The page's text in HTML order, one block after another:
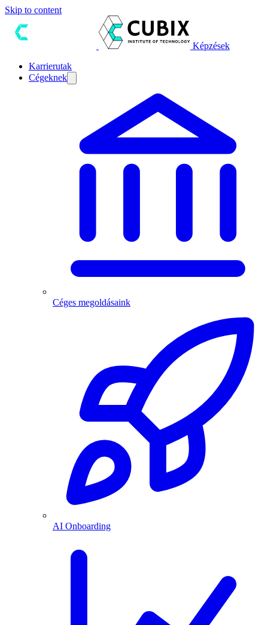
Skip to content
Képzések
Karrierutak
Cégeknek
Céges megoldásaink
AI Onboarding